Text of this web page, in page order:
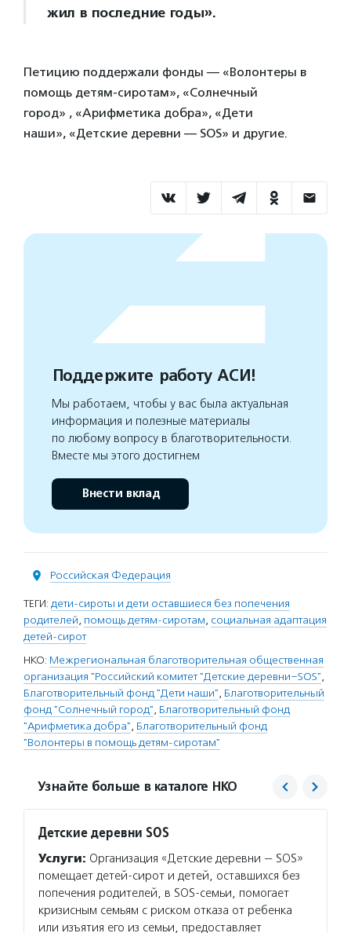
жил в последние годы».
Петицию поддержали фонды — «Волонтеры в
помощь детям-сиротам», «Солнечный
город» , «Арифметика добра», «Дети
наши», «Детские деревни — SOS» и другие.
Поддержите работу АСИ!
Мы работаем, чтобы у вас была актуальная
информация и полезные материалы
по любому вопросу в благотворительности.
Вместе мы этого достигнем
Внести вклад
Российская Федерация
ТЕГИ: дети-сироты и дети оставшиеся без попечения
родителей, помощь детям-сиротам, социальная адаптация
детей-сирот
НКО: Межрегиональная благотворительная общественная
организация "Российский комитет "Детские деревни–SOS",
Благотворительный фонд "Дети наши", Благотворительный
фонд "Солнечный город", Благотворительный фонд
"Арифметика добра", Благотворительный фонд
"Волонтеры в помощь детям-сиротам"
Узнайте больше в каталоге НКО
Детские деревни SOS
Услуги: Организация «Детские деревни — SOS»
помещает детей-сирот и детей, оставшихся без
попечения родителей, в SOS-семьи, помогает
кризисным семьям с риском отказа от ребенка
или изъятия его из семьи, предоставляет